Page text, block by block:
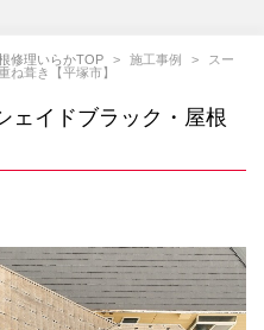
修理いらかTOP 施工事例
スー
ね葺き【平塚市】
ェイドブラック・屋根